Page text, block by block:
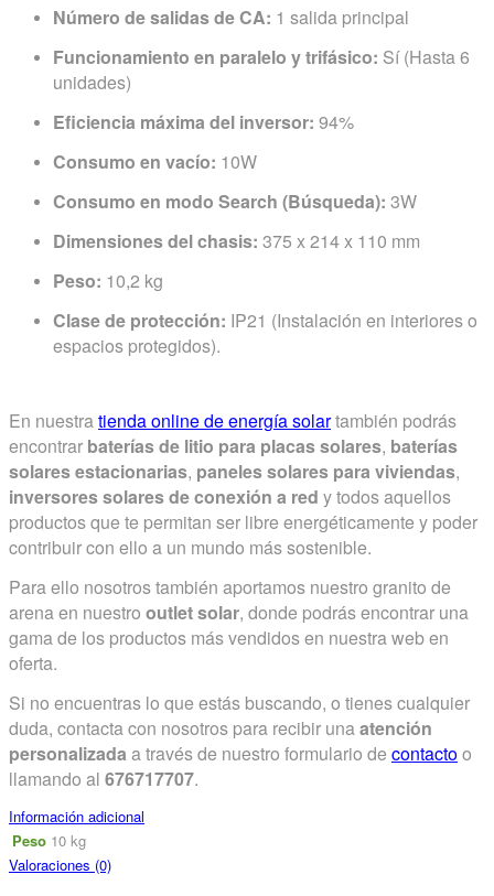
Número de salidas de CA: 1 salida principal
Funcionamiento en paralelo y trifásico: Sí (Hasta 6
unidades)
Eficiencia máxima del inversor: 94%
Consumo en vacío: 10W
Consumo en modo Search (Búsqueda): 3W
Dimensiones del chasis: 375 x 214 x 110 mm
Peso: 10,2 kg
Clase de protección: IP21 (Instalación en interiores o
espacios protegidos).
En nuestratienda online deenergía solartambién podrás
encontrar baterías de litio para placas solares, baterías
solares estacionarias, paneles solares para viviendas,
inversores solares de conexión a red y todos aquellos
productos que te permitan ser libre energéticamente y poder
contribuir con ello a un mundo más sostenible.
Para ello nosotros también aportamos nuestro granito de
arena en nuestro outlet solar, donde podrás encontrar una
gama de los productos más vendidos en nuestra web en
oferta.
Si no encuentras lo que estás buscando, o tienes cualquier
duda, contacta con nosotros para recibir unaatención
personalizada a través de nuestro formulario de contactoo
llamando al 676717707.
Información adicional
Peso 10 kg
Valoraciones (0)